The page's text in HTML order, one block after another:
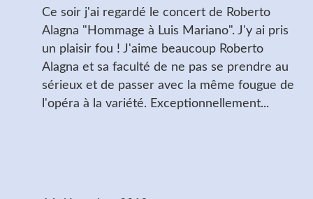
Ce soir j'ai regardé le concert de Roberto
Alagna "Hommage à Luis Mariano". J'y ai pris
un plaisir fou ! J'aime beaucoup Roberto
Alagna et sa faculté de ne pas se prendre au
sérieux et de passer avec la même fougue de
l'opéra à la variété. Exceptionnellement...